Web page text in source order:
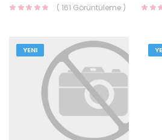
( 161 Görüntüleme )
YENI